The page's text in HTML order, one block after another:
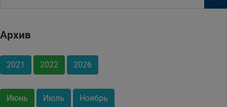
Архив
2021 2022 2026
Июнь Июль Ноябрь